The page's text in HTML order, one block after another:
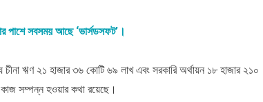
পাশে সবসময় আছে ‘ভার্সডসফট’।
ঋণ ২১ হাজার ৩৬ কোটি ৬৯ লাখ এবং সরকারি অর্থায়ন ১৮ হাজার ২১০
সম্পন্ন হওয়ার কথা রয়েছে।